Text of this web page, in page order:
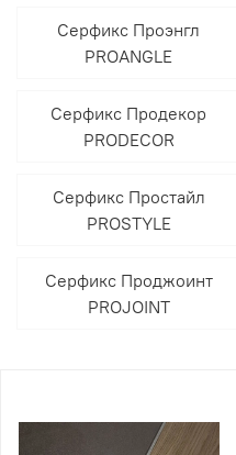
Серфикс Проэнгл
PROANGLE
Серфикс Продекор
PRODECOR
Серфикс Простайл
PROSTYLE
Серфикс Проджоинт
PROJOINT